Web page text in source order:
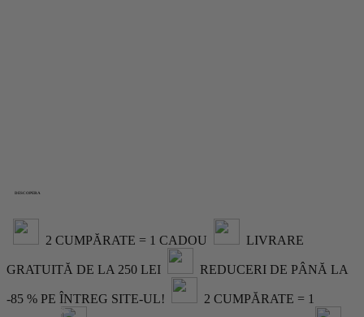
DESCOPERA
DISPONIBIL
ÎN EUROPA 💫
2 CUMPĂRATE = 1 CADOU LIVRARE
GRATUITĂ DE LA 250 LEI REDUCERI DE PÂNĂ LA
-85 % PE ÎNTREG SITE-UL! 2 CUMPĂRATE = 1